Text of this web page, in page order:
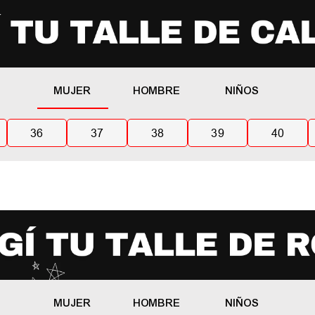
MUJER HOMBRE NIÑOS
36 37 38 39 40
MUJER HOMBRE NIÑOS